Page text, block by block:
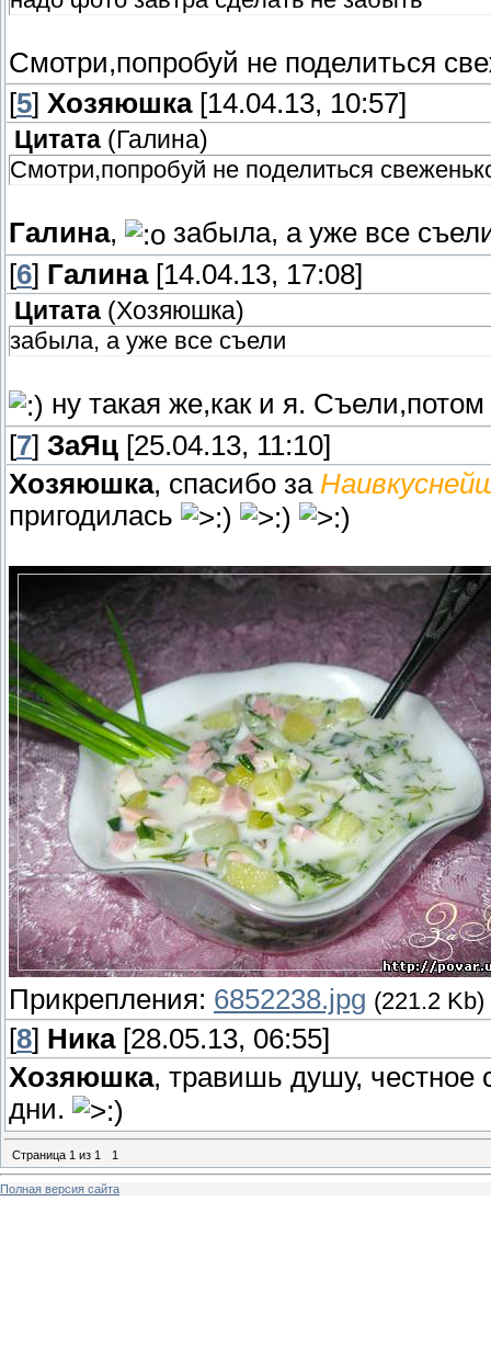
Смотри,попробуй не поделиться
[5] Хозяюшка[14.04.13, 10:57]
Цитата ( Галина)
Смотри,попробуй не поделиться
Галина,
забыла, а уже все
[6] Галина[14.04.13, 17:08]
Цитата (Хозяюшка)
забыла, а уже все съели
ну такая же,как и я.
[7] ЗаЯц [25.04.13, 11:10]
Хозяюшка, спасибо за
пригодилась
Прикрепления: 6852238.jpg (221.2 Kb)
[8] Ника[28.05.13, 06:55]
Хозяюшка, травишь душу, честное
дни.
Страница 1 из 1 1
Полная версия сайта